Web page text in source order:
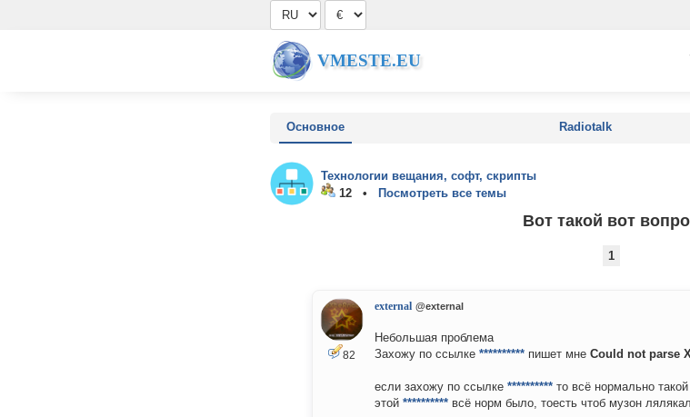
VMESTE.EU
Основное Radiotalk
Технологии вещания, софт, скрипты
12 •
Посмотреть все темы
Вот такой вот
1
82
external @external
Небольшая проблема
Захожу по ссылке ********** пишет мне Could not parse
если захожу по ссылке ********** то всё нормально
этой ********** всё норм было, тоесть чтоб музон лялякал